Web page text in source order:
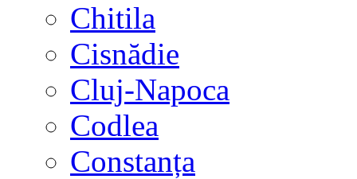
Chitila
Cisnădie
Cluj-Napoca
Codlea
Constanța